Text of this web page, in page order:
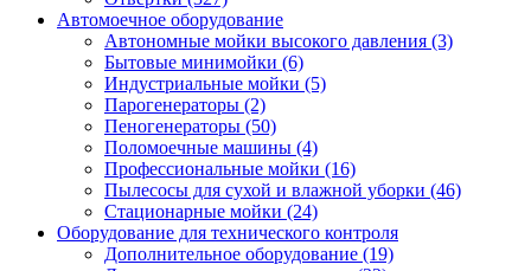
Автомоечное оборудование
Автономные мойки высокого давления (3)
Бытовые минимойки (6)
Индустриальные мойки (5)
Парогенераторы (2)
Пеногенераторы (50)
Поломоечные машины (4)
Профессиональные мойки (16)
Пылесосы для сухой и влажной уборки (46)
Стационарные мойки (24)
Оборудование для технического контроля
Дополнительное оборудование (19)